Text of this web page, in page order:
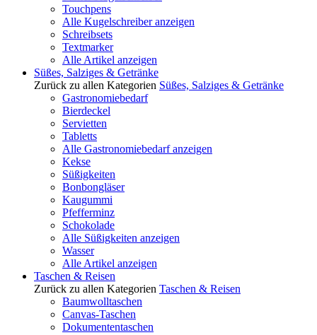
Touchpens
Alle Kugelschreiber anzeigen
Schreibsets
Textmarker
Alle Artikel anzeigen
Süßes, Salziges & Getränke
Zurück zu allen Kategorien Süßes, Salziges & Getränke
Gastronomiebedarf
Bierdeckel
Servietten
Tabletts
Alle Gastronomiebedarf anzeigen
Kekse
Süßigkeiten
Bonbongläser
Kaugummi
Pfefferminz
Schokolade
Alle Süßigkeiten anzeigen
Wasser
Alle Artikel anzeigen
Taschen & Reisen
Zurück zu allen Kategorien Taschen & Reisen
Baumwolltaschen
Canvas-Taschen
Dokumententaschen